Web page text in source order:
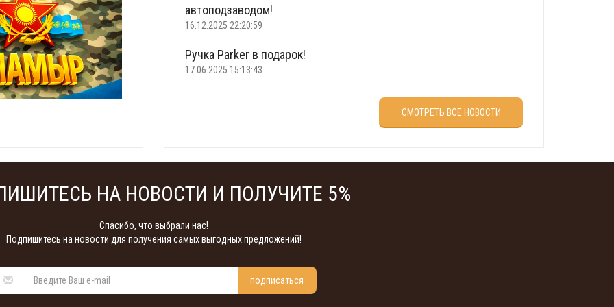
автоподзаводом!
16.12.2025 22:20:59
Ручка Parker в подарок!
17.06.2025 15:13:43
СМОТРЕТЬ ВСЕ НОВОСТИ
НА НОВОСТИ И ПОЛУЧИТЕ 5%
Спасибо, что выбрали нас!
Подпишитесь на новости для получения самых выгодных предложений!
подписаться